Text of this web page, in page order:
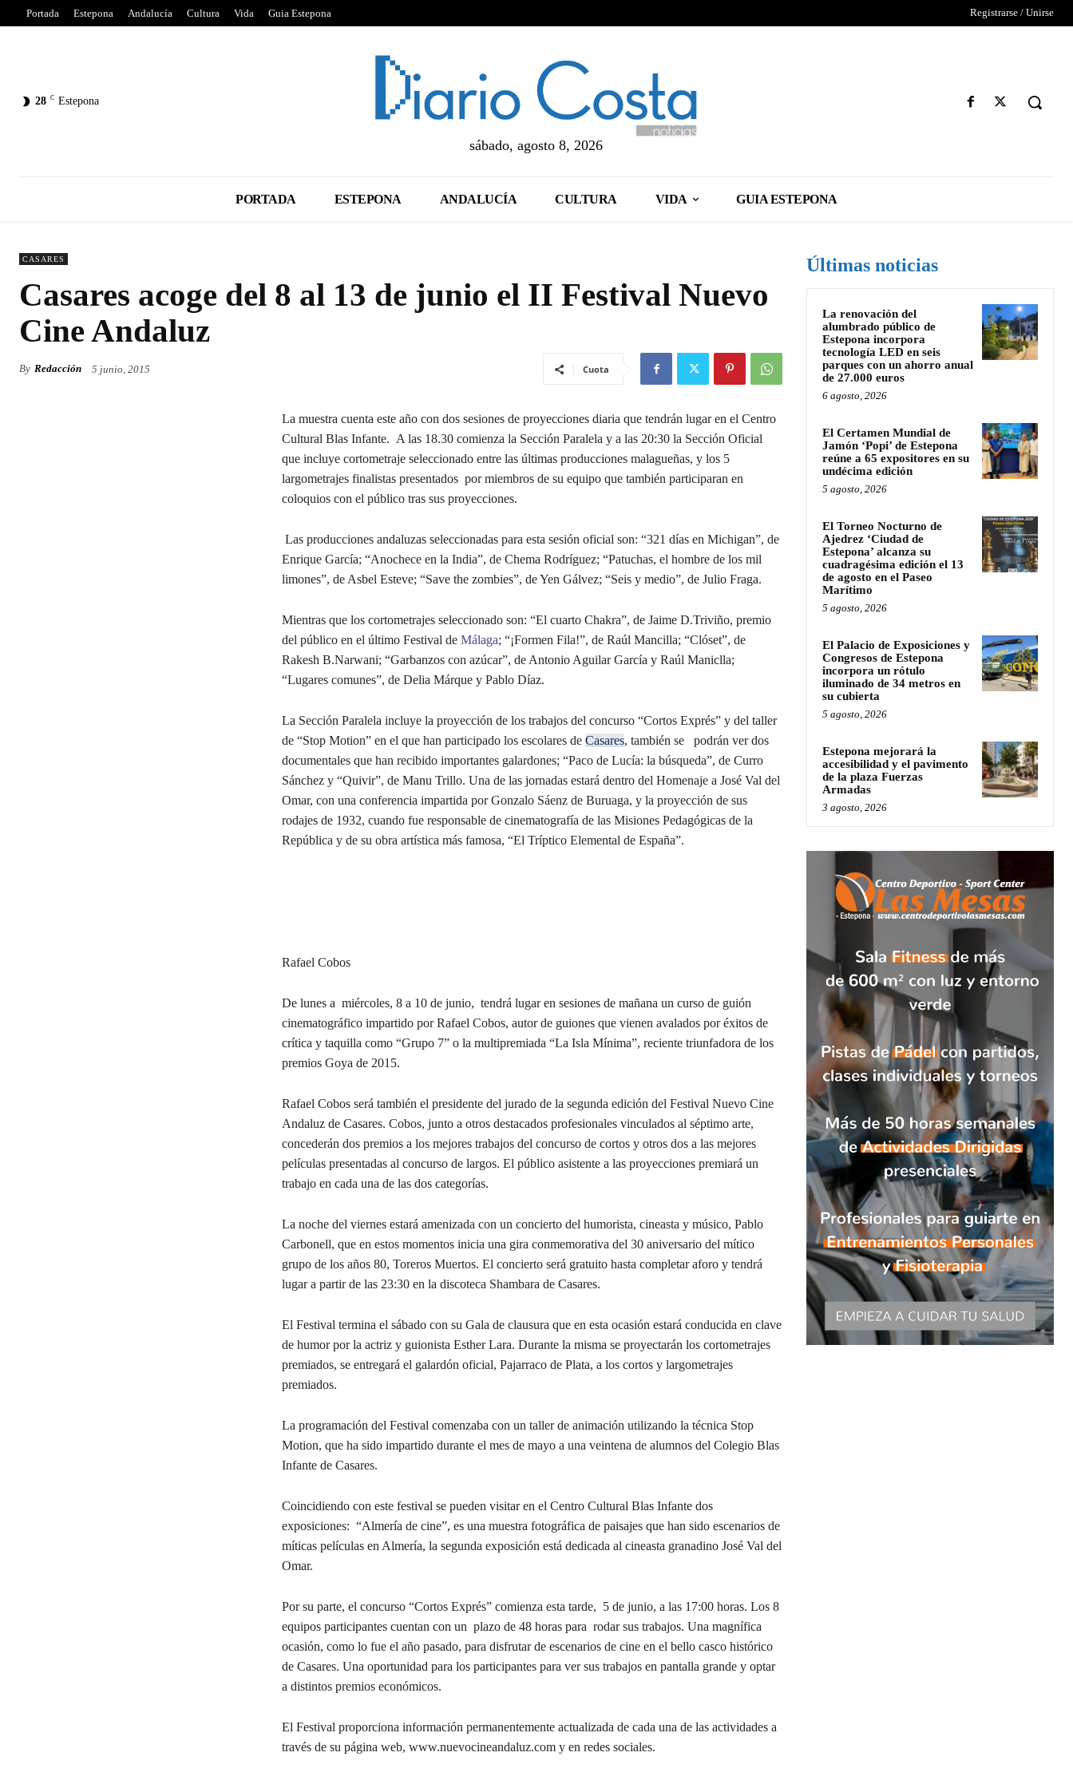
Portada Estepona Andalucía Cultura Vida Guia Estepona Registrarse / Unirse
28 C Estepona
sábado, agosto 8, 2026
PORTADA ESTEPONA ANDALUCÍA CULTURA VIDA GUIA ESTEPONA
CASARES
Casares acoge del 8 al 13 de junio el II Festival Nuevo
Cine Andaluz
By Redacción 5 junio, 2015 Cuota
La muestra cuenta este año con dos sesiones de proyecciones diaria que tendrán lugar en el Centro
Cultural Blas Infante. A las 18.30 comienza la Sección Paralela y a las 20:30 la Sección Oficial
que incluye cortometraje seleccionado entre las últimas producciones malagueñas, y los 5
largometrajes finalistas presentados por miembros de su equipo que también participaran en
coloquios con el público tras sus proyecciones.
Las producciones andaluzas seleccionadas para esta sesión oficial son: “321 días en Michigan”, de
Enrique García; “Anochece en la India”, de Chema Rodríguez; “Patuchas, el hombre de los mil
limones”, de Asbel Esteve; “Save the zombies”, de Yen Gálvez; “Seis y medio”, de Julio Fraga.
Mientras que los cortometrajes seleccionado son: “El cuarto Chakra”, de Jaime D.Triviño, premio
del público en el último Festival de Málaga; “¡Formen Fila!”, de Raúl Mancilla; “Clóset”, de
Rakesh B.Narwani; “Garbanzos con azúcar”, de Antonio Aguilar García y Raúl Maniclla;
“Lugares comunes”, de Delia Márque y Pablo Díaz.
La Sección Paralela incluye la proyección de los trabajos del concurso “Cortos Exprés” y del taller
de “Stop Motion” en el que han participado los escolares de Casares, también se podrán ver dos
documentales que han recibido importantes galardones; “Paco de Lucía: la búsqueda”, de Curro
Sánchez y “Quivir”, de Manu Trillo. Una de las jornadas estará dentro del Homenaje a José Val del
Omar, con una conferencia impartida por Gonzalo Sáenz de Buruaga, y la proyección de sus
rodajes de 1932, cuando fue responsable de cinematografía de las Misiones Pedagógicas de la
República y de su obra artística más famosa, “El Tríptico Elemental de España”.
Rafael Cobos
De lunes a miércoles, 8 a 10 de junio, tendrá lugar en sesiones de mañana un curso de guión
cinematográfico impartido por Rafael Cobos, autor de guiones que vienen avalados por éxitos de
crítica y taquilla como “Grupo 7” o la multipremiada “La Isla Mínima”, reciente triunfadora de los
premios Goya de 2015.
Rafael Cobos será también el presidente del jurado de la segunda edición del Festival Nuevo Cine
Andaluz de Casares. Cobos, junto a otros destacados profesionales vinculados al séptimo arte,
concederán dos premios a los mejores trabajos del concurso de cortos y otros dos a las mejores
películas presentadas al concurso de largos. El público asistente a las proyecciones premiará un
trabajo en cada una de las dos categorías.
La noche del viernes estará amenizada con un concierto del humorista, cineasta y músico, Pablo
Carbonell, que en estos momentos inicia una gira conmemorativa del 30 aniversario del mítico
grupo de los años 80, Toreros Muertos. El concierto será gratuito hasta completar aforo y tendrá
lugar a partir de las 23:30 en la discoteca Shambara de Casares.
El Festival termina el sábado con su Gala de clausura que en esta ocasión estará conducida en clave
de humor por la actriz y guionista Esther Lara. Durante la misma se proyectarán los cortometrajes
premiados, se entregará el galardón oficial, Pajarraco de Plata, a los cortos y largometrajes
premiados.
La programación del Festival comenzaba con un taller de animación utilizando la técnica Stop
Motion, que ha sido impartido durante el mes de mayo a una veintena de alumnos del Colegio Blas
Infante de Casares.
Coincidiendo con este festival se pueden visitar en el Centro Cultural Blas Infante dos
exposiciones: “Almería de cine”, es una muestra fotográfica de paisajes que han sido escenarios de
míticas películas en Almería, la segunda exposición está dedicada al cineasta granadino José Val del
Omar.
Por su parte, el concurso “Cortos Exprés” comienza esta tarde, 5 de junio, a las 17:00 horas. Los 8
equipos participantes cuentan con un plazo de 48 horas para rodar sus trabajos. Una magnífica
ocasión, como lo fue el año pasado, para disfrutar de escenarios de cine en el bello casco histórico
de Casares. Una oportunidad para los participantes para ver sus trabajos en pantalla grande y optar
a distintos premios económicos.
El Festival proporciona información permanentemente actualizada de cada una de las actividades a
través de su página web, www.nuevocineandaluz.com y en redes sociales.
Últimas noticias
La renovación del
alumbrado público de
Estepona incorpora
tecnología LED en seis
parques con un ahorro anual
de 27.000 euros
6 agosto, 2026
El Certamen Mundial de
Jamón ‘Popi’ de Estepona
reúne a 65 expositores en su
undécima edición
5 agosto, 2026
El Torneo Nocturno de
Ajedrez ‘Ciudad de
Estepona’ alcanza su
cuadragésima edición el 13
de agosto en el Paseo
Marítimo
5 agosto, 2026
El Palacio de Exposiciones y
Congresos de Estepona
incorpora un rótulo
iluminado de 34 metros en
su cubierta
5 agosto, 2026
Estepona mejorará la
accesibilidad y el pavimento
de la plaza Fuerzas
Armadas
3 agosto, 2026